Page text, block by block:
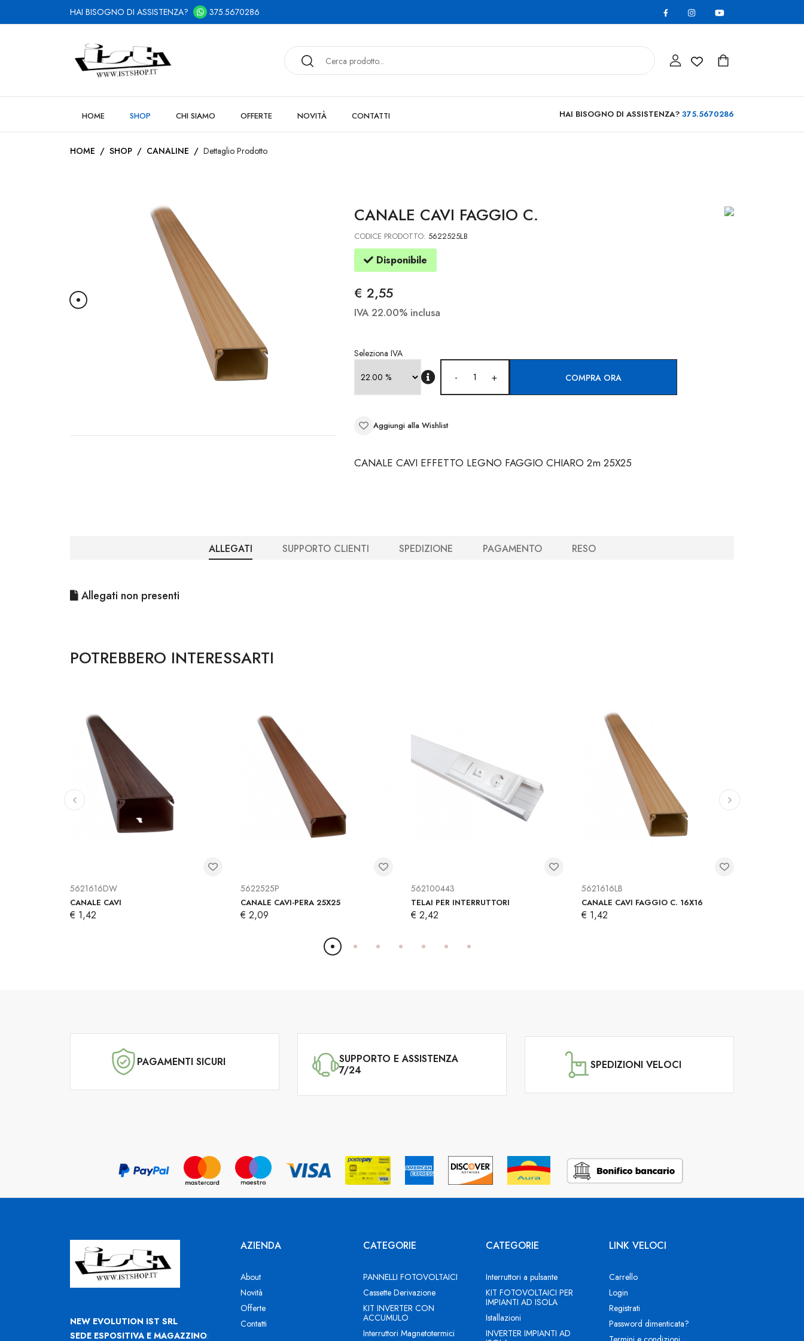
HAI BISOGNO DI ASSISTENZA? 375.5670286
HOME SHOP CHI SIAMO OFFERTE NOVITÀ CONTATTI HAI BISOGNO DI ASSISTENZA? 375.5670286
HOME / SHOP / CANALINE / Dettaglio Prodotto
CANALE CAVI FAGGIO C.
CODICE PRODOTTO: 5622525LB
Disponibile
€ 2,55
IVA 22.00% inclusa
Seleziona IVA
- + COMPRA ORA
Aggiungi alla Wishlist
CANALE CAVI EFFETTO LEGNO FAGGIO CHIARO 2m 25X25
ALLEGATI SUPPORTO CLIENTI SPEDIZIONE PAGAMENTO RESO
Allegati non presenti
POTREBBERO INTERESSARTI
5621616DW
CANALE CAVI
€ 1,42
5622525P
CANALE CAVI-PERA 25X25
€ 2,09
562100443
TELAI PER INTERRUTTORI
€ 2,42
5621616LB
CANALE CAVI FAGGIO C. 16X16
€ 1,42
PAGAMENTI SICURI
SUPPORTO E ASSISTENZA
7/24
SPEDIZIONI VELOCI
NEW EVOLUTION IST SRL
SEDE ESPOSITIVA E MAGAZZINO:
AZIENDA
About
Novità
Offerte
Contatti
CATEGORIE
PANNELLI FOTOVOLTAICI
Cassette Derivazione
KIT INVERTER CON
ACCUMULO
Interruttori Magnetotermici
CATEGORIE
Interruttori a pulsante
KIT FOTOVOLTAICI PER
IMPIANTI AD ISOLA
Istallazioni
INVERTER IMPIANTI AD
LINK VELOCI
Carrello
Login
Registrati
Password dimenticata?